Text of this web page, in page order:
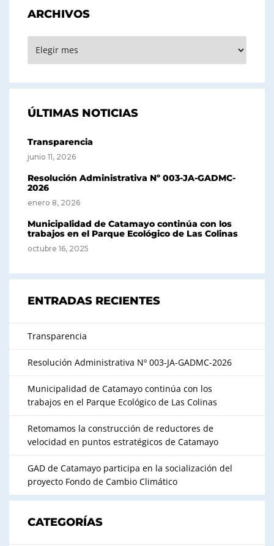
ARCHIVOS
ÚLTIMAS NOTICIAS
Transparencia
junio 11, 2026
Resolución Administrativa Nº 003-JA-GADMC-
2026
enero 8, 2026
Municipalidad de Catamayo continúa con los
trabajos en el Parque Ecológico de Las Colinas
octubre 16, 2025
ENTRADAS RECIENTES
Transparencia
Resolución Administrativa Nº 003-JA-GADMC-2026
Municipalidad de Catamayo continúa con los
trabajos en el Parque Ecológico de Las Colinas
Retomamos la construcción de reductores de
velocidad en puntos estratégicos de Catamayo
GAD de Catamayo participa en la socialización del
proyecto Fondo de Cambio Climático
CATEGORÍAS